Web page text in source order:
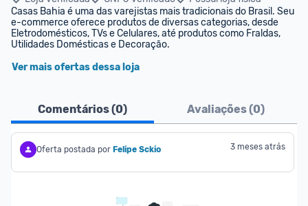
Casas Bahia é uma das varejistas mais tradicionais do Brasil. Seu
e-commerce oferece produtos de diversas categorias, desde
Eletrodomésticos, TVs e Celulares, até produtos como Fraldas,
Utilidades Domésticas e Decoração.
Ver mais ofertas dessa loja
Comentários (0) Avaliações (0)
Oferta postada por Felipe Sckio 3 meses atrás